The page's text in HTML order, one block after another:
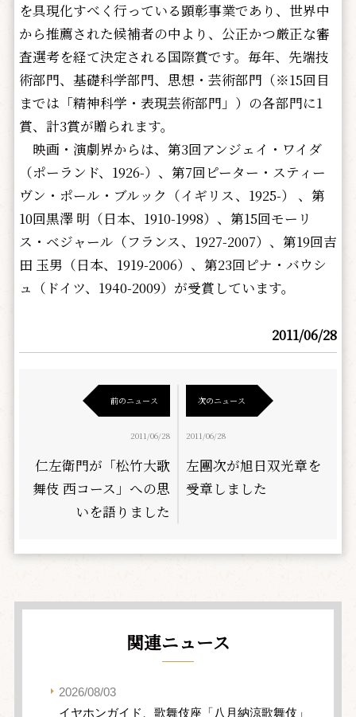
を具現化すべく行っている顕彰事業であり、世界中
から推薦された候補者の中より、公正かつ厳正な審
査選考を経て決定される国際賞です。毎年、先端技
術部門、基礎科学部門、思想・芸術部門（※15回目
までは「精神科学・表現芸術部門」）の各部門に1
賞、計3賞が贈られます。
映画・演劇界からは、第3回アンジェイ・ワイダ
（ポーランド、1926-）、第7回ピーター・スティー
ヴン・ポール・ブルック（イギリス、1925-） 、第
10回黒澤 明（日本、1910-1998）、第15回モーリ
ス・ベジャール（フランス、1927-2007）、第19回吉
田 玉男（日本、1919-2006）、第23回ピナ・バウシ
ュ（ドイツ、1940-2009）が受賞しています。
2011/06/28
前のニュース
2011/06/28
仁左衛門が「松竹大歌
舞伎 西コース」への思
いを語りました
次のニュース
2011/06/28
左團次が旭日双光章を
受章しました
関連ニュース
2026/08/03
イヤホンガイド、歌舞伎座「八月納涼歌舞伎」